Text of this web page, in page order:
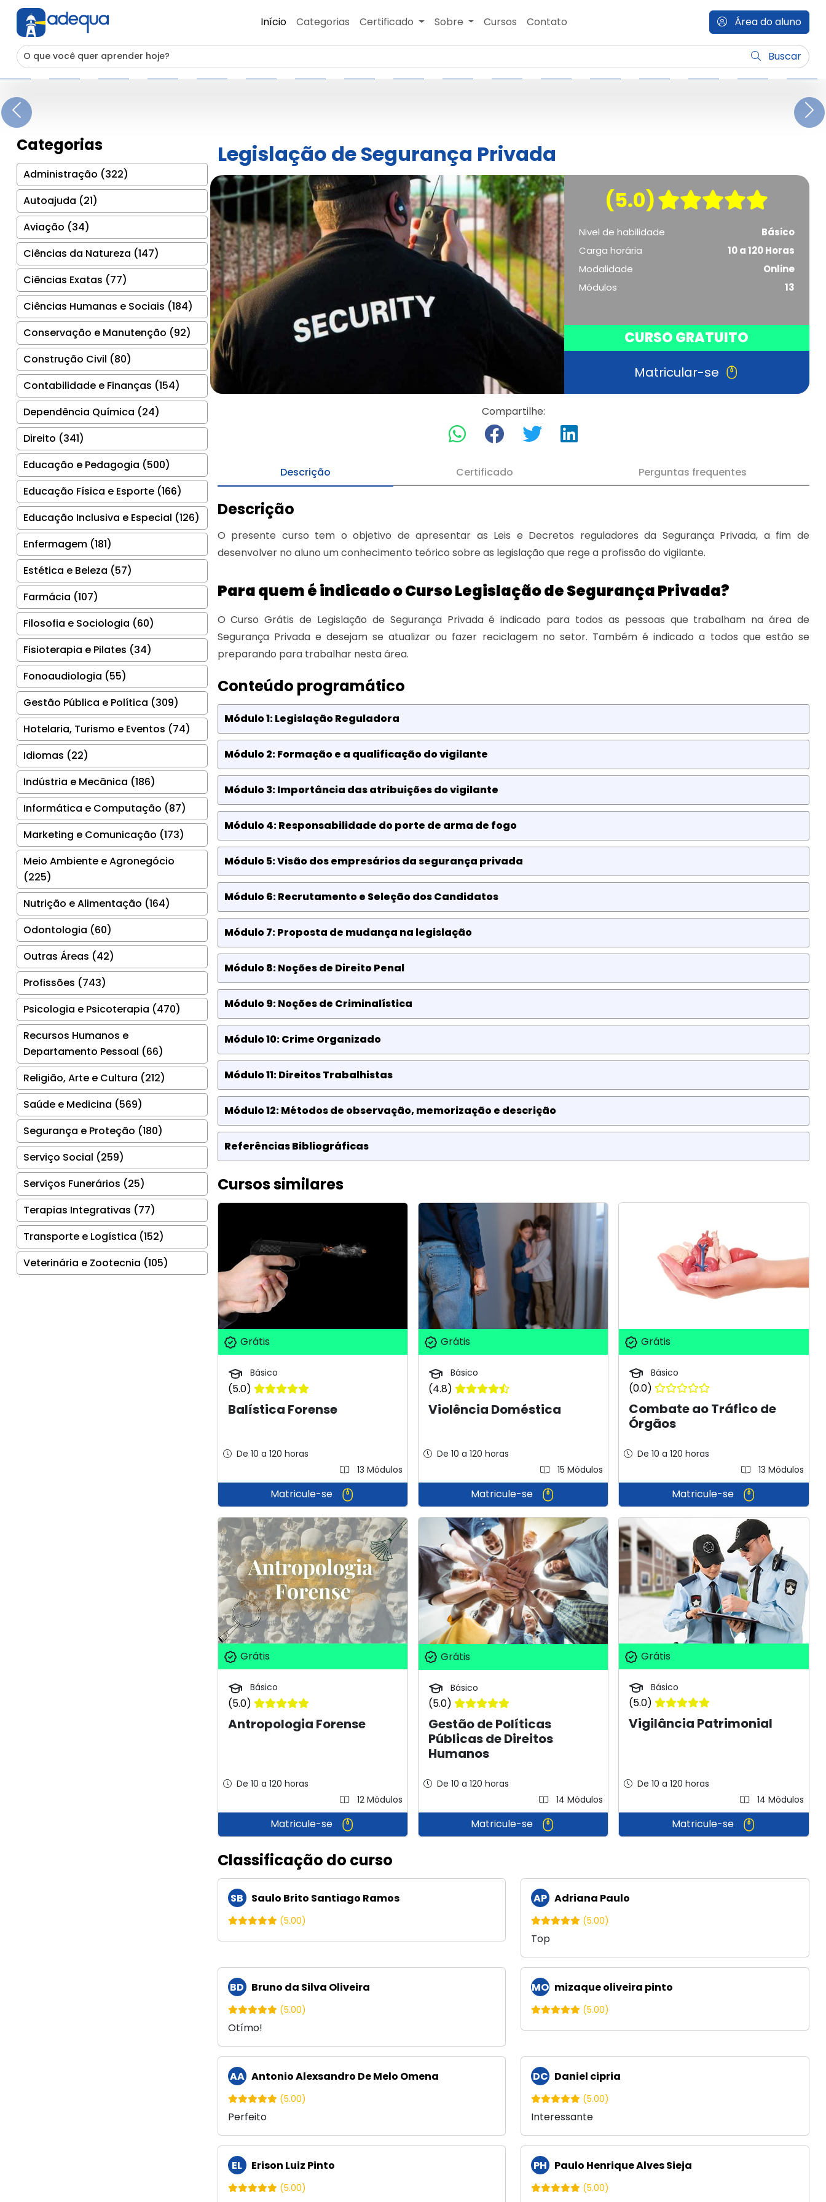
Início Categorias Certificado Sobre Cursos Contato Área do aluno
Buscar
Previous
Categorias
Administração (322)
Autoajuda (21)
Aviação (34)
Ciências da Natureza (147)
Ciências Exatas (77)
Ciências Humanas e Sociais (184)
Conservação e Manutenção (92)
Construção Civil (80)
Contabilidade e Finanças (154)
Dependência Química (24)
Direito (341)
Educação e Pedagogia (500)
Educação Física e Esporte (166)
Educação Inclusiva e Especial (126)
Enfermagem (181)
Estética e Beleza (57)
Farmácia (107)
Filosofia e Sociologia (60)
Fisioterapia e Pilates (34)
Fonoaudiologia (55)
Gestão Pública e Política (309)
Hotelaria, Turismo e Eventos (74)
Idiomas (22)
Indústria e Mecânica (186)
Informática e Computação (87)
Marketing e Comunicação (173)
Meio Ambiente e Agronegócio
(225)
Nutrição e Alimentação (164)
Odontologia (60)
Outras Áreas (42)
Profissões (743)
Psicologia e Psicoterapia (470)
Recursos Humanos e
Departamento Pessoal (66)
Religião, Arte e Cultura (212)
Saúde e Medicina (569)
Segurança e Proteção (180)
Serviço Social (259)
Serviços Funerários (25)
Terapias Integrativas (77)
Transporte e Logística (152)
Veterinária e Zootecnia (105)
Legislação de Segurança Privada
(5.0)
Nivel de habilidade
Básico
Carga horária
10 a 120 Horas
Modalidade
Online
Módulos
13
CURSO GRATUITO
Matricular-se
Compartilhe:
Descrição Certificado Perguntas frequentes
Descrição
O presente curso tem o objetivo de apresentar as Leis e Decretos reguladores da Segurança Privada, a fim de
desenvolver no aluno um conhecimento teórico sobre as legislação que rege a profissão do vigilante.
Para quem é indicado o Curso Legislação de Segurança Privada?
O Curso Grátis de Legislação de Segurança Privada é indicado para todos as pessoas que trabalham na área de
Segurança Privada e desejam se atualizar ou fazer reciclagem no setor. Também é indicado a todos que estão se
preparando para trabalhar nesta área.
Conteúdo programático
Módulo 1: Legislação Reguladora
Módulo 2: Formação e a qualificação do vigilante
Módulo 3: Importância das atribuições do vigilante
Módulo 4: Responsabilidade do porte de arma de fogo
Módulo 5: Visão dos empresários da segurança privada
Módulo 6: Recrutamento e Seleção dos Candidatos
Módulo 7: Proposta de mudança na legislação
Módulo 8: Noções de Direito Penal
Módulo 9: Noções de Criminalística
Módulo 10: Crime Organizado
Módulo 11: Direitos Trabalhistas
Módulo 12: Métodos de observação, memorização e descrição
Referências Bibliográficas
Cursos similares
Grátis
Básico
(5.0)
Balística Forense
De 10 a 120 horas
13 Módulos
Matricule-se
Grátis
Básico
(4.8)
Violência Doméstica
De 10 a 120 horas
15 Módulos
Matricule-se
Grátis
Básico
(0.0)
Combate ao Tráfico de
Órgãos
De 10 a 120 horas
13 Módulos
Matricule-se
Grátis
Básico
(5.0)
Antropologia Forense
De 10 a 120 horas
12 Módulos
Matricule-se
Grátis
Básico
(5.0)
Gestão de Políticas
Públicas de Direitos
Humanos
De 10 a 120 horas
14 Módulos
Matricule-se
Grátis
Básico
(5.0)
Vigilância Patrimonial
De 10 a 120 horas
14 Módulos
Matricule-se
Classificação do curso
SB Saulo Brito Santiago Ramos
(5.00)
AP Adriana Paulo
(5.00)
Top
BD Bruno da Silva Oliveira
(5.00)
Otímo!
MO mizaque oliveira pinto
(5.00)
AA Antonio Alexsandro De Melo Omena
(5.00)
Perfeito
DC Daniel cipria
(5.00)
Interessante
EL Erison Luiz Pinto
(5.00)
PH Paulo Henrique Alves Sieja
(5.00)